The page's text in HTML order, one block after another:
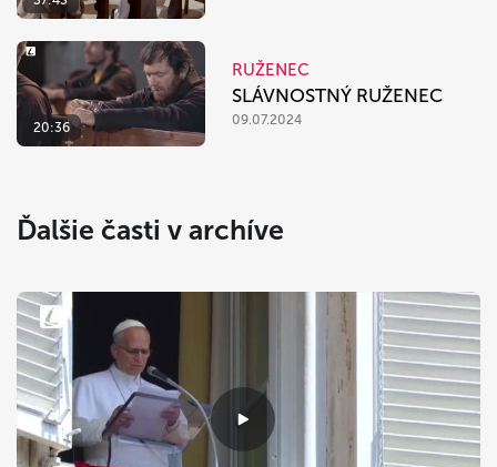
20:36
RUŽENEC
SLÁVNOSTNÝ RUŽENEC
09.07.2024
Ďalšie časti v archíve